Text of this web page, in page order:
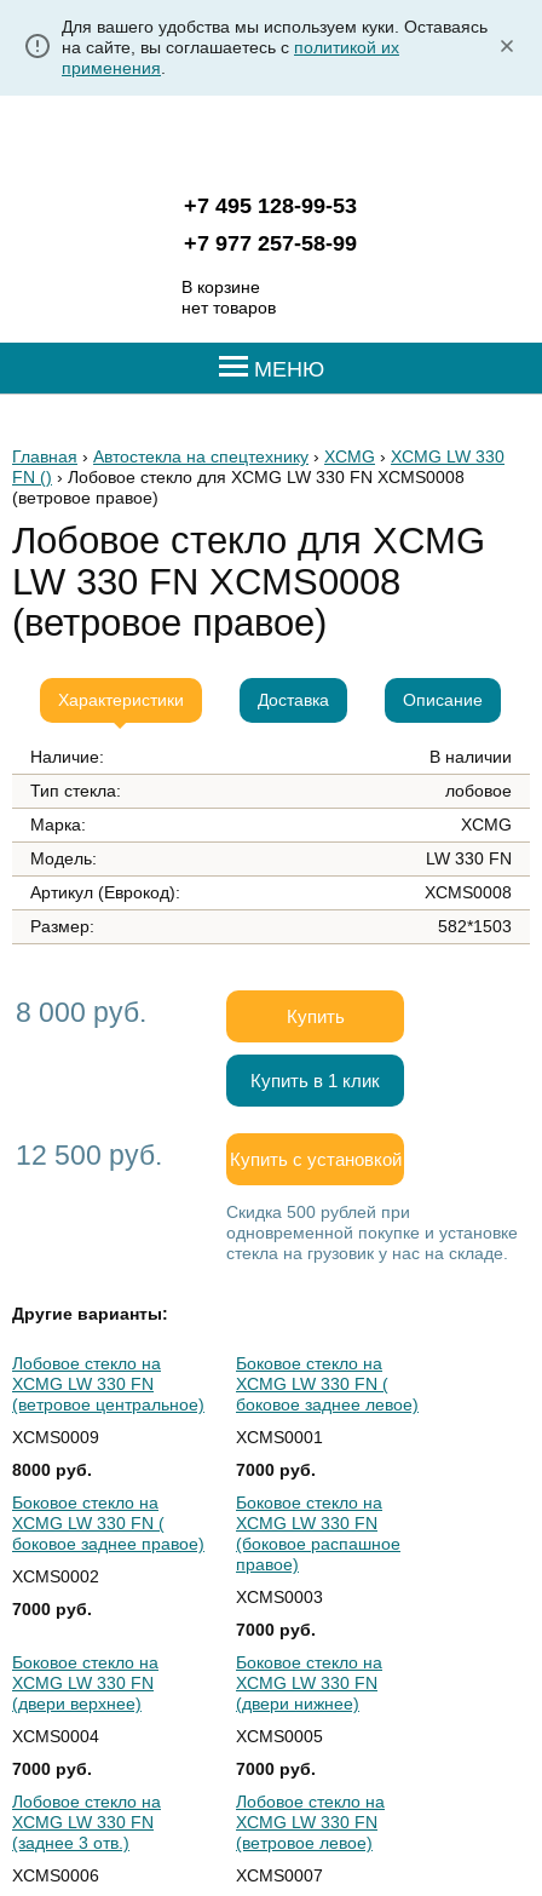
Для вашего удобства мы используем куки. Оставаясь
на сайте, вы соглашаетесь с политикой их
применения
+7 495 128-99-53
+7 977 257-58-99
В корзине
нет товаров
МЕНЮ
Главная › Автостекла на спецтехнику › XCMG › XCMG LW 330
FN () › Лобовое стекло для XCMG LW 330 FN XCMS0008
(ветровое правое)
Лобовое стекло для XCMG
LW 330 FN XCMS0008
(ветровое правое)
Характеристики Доставка Описание
Наличие:
В наличии
Тип стекла:
лобовое
Марка:
XCMG
Модель:
LW 330 FN
Артикул (Еврокод):
XCMS0008
Размер:
582*1503
8 000 руб. Купить
Купить в 1 клик
12 500 руб. Купить с установкой
Скидка 500 рублей при
одновременной покупке и установке
стекла на грузовик у нас на складе.
Другие варианты:
Лобовое стекло на
XCMG LW 330 FN
(ветровое центральное)
XCMS0009
8000 руб.
Боковое стекло на
XCMG LW 330 FN (
боковое заднее левое)
XCMS0001
7000 руб.
Боковое стекло на
XCMG LW 330 FN (
боковое заднее правое)
XCMS0002
7000 руб.
Боковое стекло на
XCMG LW 330 FN
(боковое распашное
правое)
XCMS0003
7000 руб.
Боковое стекло на
XCMG LW 330 FN
(двери верхнее)
XCMS0004
7000 руб.
Боковое стекло на
XCMG LW 330 FN
(двери нижнее)
XCMS0005
7000 руб.
Лобовое стекло на
XCMG LW 330 FN
(заднее 3 отв.)
XCMS0006
Лобовое стекло на
XCMG LW 330 FN
(ветровое левое)
XCMS0007